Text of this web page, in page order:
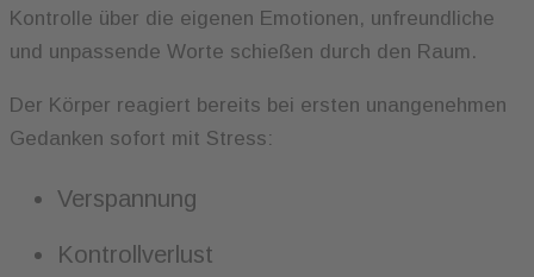
Kontrolle über die eigenen Emotionen, unfreundliche
und unpassende Worte schießen durch den Raum.
Der Körper reagiert bereits bei ersten unangenehmen
Gedanken sofort mit Stress:
Verspannung
Kontrollverlust